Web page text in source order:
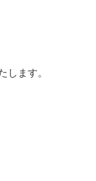
します。